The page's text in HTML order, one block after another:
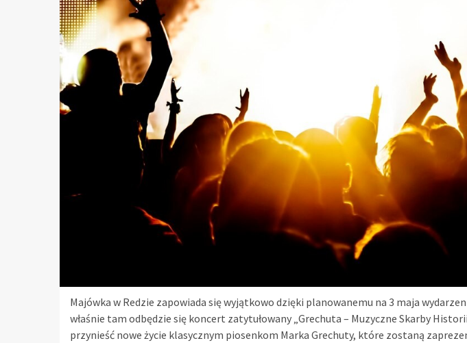
Majówka w Redzie zapowiada się wyjątkowo dzięki planowanemu na 3 maja
właśnie tam odbędzie się koncert zatytułowany „Grechuta – Muzyczne Skarby
przynieść nowe życie klasycznym piosenkom Marka Grechuty, które zostaną